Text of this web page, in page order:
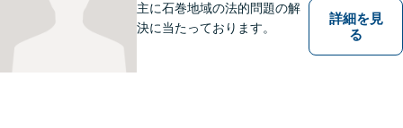
主に石巻地域の法的問題の解
決に当たっております。
詳細を見
る